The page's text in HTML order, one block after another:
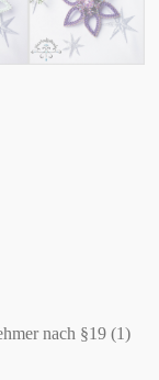
nach §19 (1)